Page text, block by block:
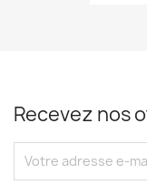
Recevez nos